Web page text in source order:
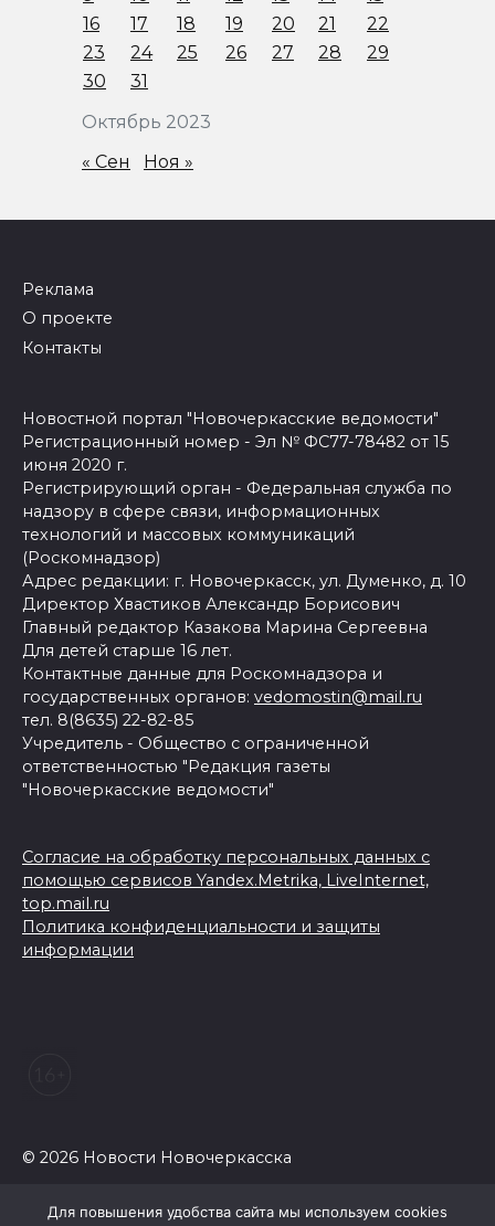
Октябрь 2023
16
17 18 19 20 21
22
23
24 25 26 27 28
29
30
31
« Сен Ноя »
Реклама
О проекте
Контакты
Новостной портал "Новочеркасские ведомости"
Регистрационный номер - Эл № ФС77-78482 от 15
июня 2020 г.
Регистрирующий орган - Федеральная служба по
надзору в сфере связи, информационных
технологий и массовых коммуникаций
(Роскомнадзор)
Адрес редакции: г. Новочеркасск, ул. Думенко, д. 10
Директор Хвастиков Александр Борисович
Главный редактор Казакова Марина Сергеевна
Для детей старше 16 лет.
Контактные данные для Роскомнадзора и
государственных органов: vedomostin@mail.ru
тел. 8(8635) 22-82-85
Учредитель - Общество с ограниченной
ответственностью "Редакция газеты
"Новочеркасские ведомости"
Согласие на обработку персональных данных с
помощью сервисов Yandex.Metrika, LiveInternet,
top.mail.ru
Политика конфиденциальности и защиты
информации
© 2026 Новости Новочеркасска
Для повышения удобства сайта мы используем cookies